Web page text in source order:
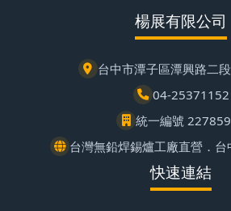
楊展有限公司
台中市潭子區潭興路二
04-25371152
統一編號
台灣無鉛焊錫爐工廠直營．
快速連結